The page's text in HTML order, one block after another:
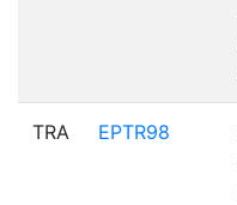
TRA EPTR98